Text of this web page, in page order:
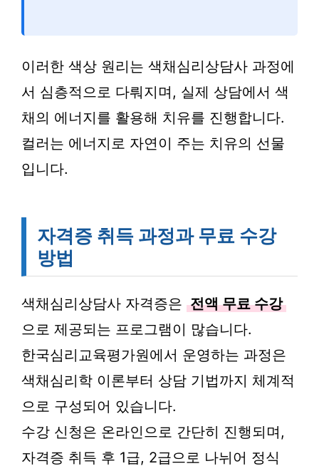
이러한 색상 원리는 색채심리상담사 과정에
서 심층적으로 다뤄지며, 실제 상담에서 색
채의 에너지를 활용해 치유를 진행합니다.
컬러는 에너지로 자연이 주는 치유의 선물
입니다.
자격증 취득 과정과 무료 수강
방법
색채심리상담사 자격증은 전액 무료 수강
으로 제공되는 프로그램이 많습니다.
한국심리교육평가원에서 운영하는 과정은
색채심리학 이론부터 상담 기법까지 체계적
으로 구성되어 있습니다.
수강 신청은 온라인으로 간단히 진행되며,
자격증 취득 후 1급, 2급으로 나뉘어 정식